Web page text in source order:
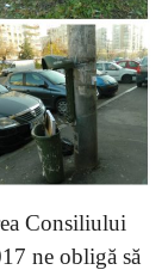
Consiliului
ne obligă să